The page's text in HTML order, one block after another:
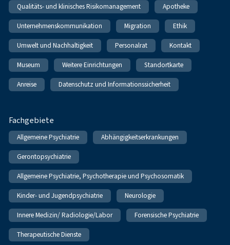
Qualitäts- und klinisches Risikomanagement Apotheke
Unternehmenskommunikation Migration Ethik
Umwelt und Nachhaltigkeit Personalrat Kontakt
Museum Weitere Einrichtungen Standortkarte
Anreise Datenschutz und Informationssicherheit
Fachgebiete
Allgemeine Psychiatrie Abhängigkeitserkrankungen
Gerontopsychiatrie
Allgemeine Psychiatrie, Psychotherapie und Psychosomatik
Kinder- und Jugendpsychiatrie Neurologie
Innere Medizin/ Radiologie/Labor Forensische Psychiatrie
Therapeutische Dienste